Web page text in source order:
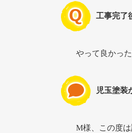
工事完了
やって良かった
児玉塗装
M様、この度は